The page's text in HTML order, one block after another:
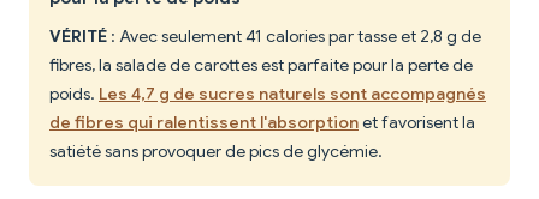
VÉRITÉ : Avec seulement 41 calories par tasse et 2,8 g de
fibres, la salade de carottes est parfaite pour la perte de
poids. Les 4,7 g de sucres naturels sont accompagnés
de fibres qui ralentissent l'absorptionet favorisent la
satiété sans provoquer de pics de glycémie.